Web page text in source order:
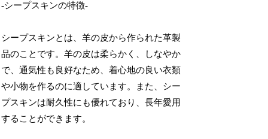
-シープスキンの特徴-
シープスキンとは、羊の皮から作られた革製
品のことです。羊の皮は柔らかく、しなやか
で、通気性も良好なため、着心地の良い衣類
や小物を作るのに適しています。また、シー
プスキンは耐久性にも優れており、長年愛用
することができます。